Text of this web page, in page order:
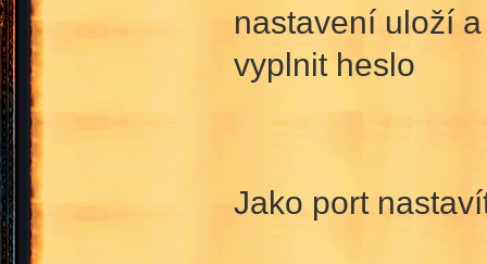
nastavení uloží
vyplnit heslo
Jako port